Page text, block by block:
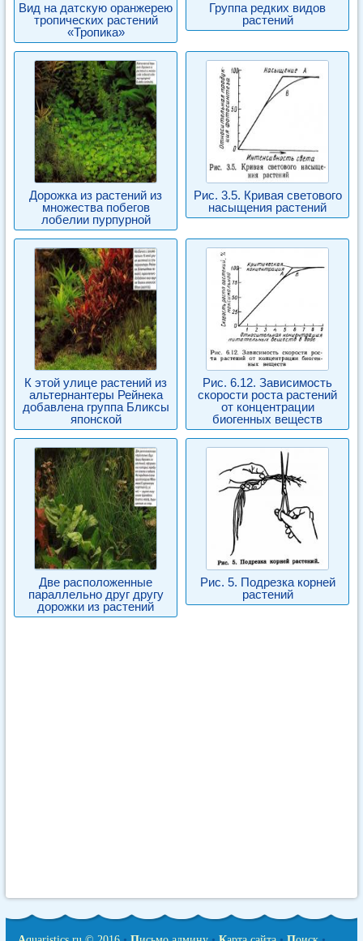
Вид на датскую оранжерею
тропических растений
«Тропика»
Группа редких видов
растений
Дорожка из растений из
множества побегов
лобелии пурпурной
Рис. 3.5. Кривая светового
насыщения растений
К этой улице растений из
альтернантеры Рейнека
добавлена группа Бликсы
японской
Рис. 6.12. Зависимость
скорости роста растений
от концентрации
биогенных веществ
Две расположенные
параллельно друг другу
дорожки из растений
Рис. 5. Подрезка корней
растений